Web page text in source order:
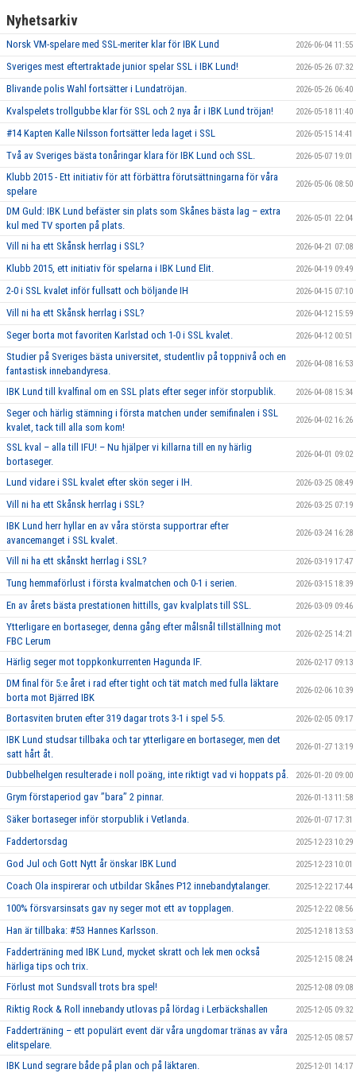
Nyhetsarkiv
Norsk VM-spelare med SSL-meriter klar för IBK Lund 2026-06-04 11:55
Sveriges mest eftertraktade junior spelar SSL i IBK Lund! 2026-05-26 07:32
Blivande polis Wahl fortsätter i Lundatröjan. 2026-05-26 06:40
Kvalspelets trollgubbe klar för SSL och 2 nya år i IBK Lund tröjan! 2026-05-18 11:40
#14 Kapten Kalle Nilsson fortsätter leda laget i SSL 2026-05-15 14:41
Två av Sveriges bästa tonåringar klara för IBK Lund och SSL. 2026-05-07 19:01
Klubb 2015 - Ett initiativ för att förbättra förutsättningarna för våra
spelare
2026-05-06 08:50
DM Guld: IBK Lund befäster sin plats som Skånes bästa lag – extra
kul med TV sporten på plats.
2026-05-01 22:04
Vill ni ha ett Skånsk herrlag i SSL? 2026-04-21 07:08
Klubb 2015, ett initiativ för spelarna i IBK Lund Elit. 2026-04-19 09:49
2-0 i SSL kvalet inför fullsatt och böljande IH 2026-04-15 07:10
Vill ni ha ett Skånsk herrlag i SSL? 2026-04-12 15:59
Seger borta mot favoriten Karlstad och 1-0 i SSL kvalet. 2026-04-12 00:51
Studier på Sveriges bästa universitet, studentliv på toppnivå och en
fantastisk innebandyresa.
2026-04-08 16:53
IBK Lund till kvalfinal om en SSL plats efter seger inför storpublik. 2026-04-08 15:34
Seger och härlig stämning i första matchen under semifinalen i SSL
kvalet, tack till alla som kom!
2026-04-02 16:26
SSL kval – alla till IFU! – Nu hjälper vi killarna till en ny härlig
bortaseger.
2026-04-01 09:02
Lund vidare i SSL kvalet efter skön seger i IH. 2026-03-25 08:49
Vill ni ha ett Skånsk herrlag i SSL? 2026-03-25 07:19
IBK Lund herr hyllar en av våra största supportrar efter
avancemanget i SSL kvalet.
2026-03-24 16:28
Vill ni ha ett skånskt herrlag i SSL? 2026-03-19 17:47
Tung hemmaförlust i första kvalmatchen och 0-1 i serien. 2026-03-15 18:39
En av årets bästa prestationen hittills, gav kvalplats till SSL. 2026-03-09 09:46
Ytterligare en bortaseger, denna gång efter målsnål tillställning mot
FBC Lerum
2026-02-25 14:21
Härlig seger mot toppkonkurrenten Hagunda IF. 2026-02-17 09:13
DM final för 5:e året i rad efter tight och tät match med fulla läktare
borta mot Bjärred IBK
2026-02-06 10:39
Bortasviten bruten efter 319 dagar trots 3-1 i spel 5-5. 2026-02-05 09:17
IBK Lund studsar tillbaka och tar ytterligare en bortaseger, men det
satt hårt åt.
2026-01-27 13:19
Dubbelhelgen resulterade i noll poäng, inte riktigt vad vi hoppats på. 2026-01-20 09:00
Grym förstaperiod gav ’’bara’’ 2 pinnar. 2026-01-13 11:58
Säker bortaseger inför storpublik i Vetlanda. 2026-01-07 17:31
Faddertorsdag 2025-12-23 10:29
God Jul och Gott Nytt år önskar IBK Lund 2025-12-23 10:01
Coach Ola inspirerar och utbildar Skånes P12 innebandytalanger. 2025-12-22 17:44
100% försvarsinsats gav ny seger mot ett av topplagen. 2025-12-22 08:56
Han är tillbaka: #53 Hannes Karlsson. 2025-12-18 13:53
Fadderträning med IBK Lund, mycket skratt och lek men också
härliga tips och trix.
2025-12-15 08:24
Förlust mot Sundsvall trots bra spel! 2025-12-08 09:08
Riktig Rock & Roll innebandy utlovas på lördag i Lerbäckshallen 2025-12-05 09:32
Fadderträning – ett populärt event där våra ungdomar tränas av våra
elitspelare.
2025-12-05 08:57
IBK Lund segrare både på plan och på läktaren. 2025-12-01 14:17